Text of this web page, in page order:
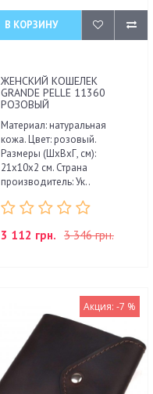
В КОРЗИНУ
ЖЕНСКИЙ КОШЕЛЕК
GRANDE PELLE 11360
РОЗОВЫЙ
Материал: натуральная
кожа. Цвет: розовый.
Размеры (ШхВхГ, см):
21х10х2 см. Страна
производитель: Ук..
3 112 грн. 3 346 грн.
Акция: -7 %